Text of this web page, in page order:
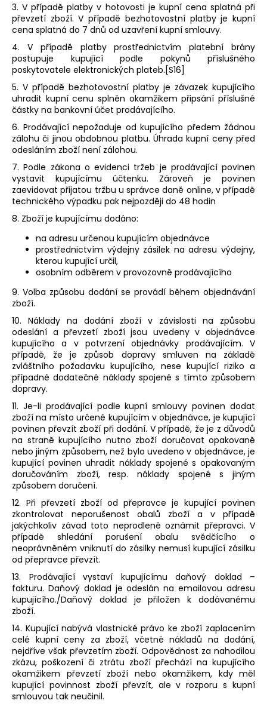
3. V případě platby v hotovosti je kupní cena splatná při
převzetí zboží. V případě bezhotovostní platby je kupní
cena splatná do 7 dnů od uzavření kupní smlouvy.
4. V případě platby prostřednictvím platební brány
postupuje kupující podle pokynů příslušného
poskytovatele elektronických plateb.[S16]
5. V případě bezhotovostní platby je závazek kupujícího
uhradit kupní cenu splněn okamžikem připsání příslušné
částky na bankovní účet prodávajícího.
6. Prodávající nepožaduje od kupujícího předem žádnou
zálohu či jinou obdobnou platbu. Úhrada kupní ceny před
odesláním zboží není zálohou.
7. Podle zákona o evidenci tržeb je prodávající povinen
vystavit kupujícímu účtenku. Zároveň je povinen
zaevidovat přijatou tržbu u správce daně online, v případě
technického výpadku pak nejpozději do 48 hodin
8. Zboží je kupujícímu dodáno:
na adresu určenou kupujícím objednávce
prostřednictvím výdejny zásilek na adresu výdejny,
kterou kupující určil,
osobním odběrem v provozovně prodávajícího
9. Volba způsobu dodání se provádí během objednávání
zboží.
10. Náklady na dodání zboží v závislosti na způsobu
odeslání a převzetí zboží jsou uvedeny v objednávce
kupujícího a v potvrzení objednávky prodávajícím. V
případě, že je způsob dopravy smluven na základě
zvláštního požadavku kupujícího, nese kupující riziko a
případné dodatečné náklady spojené s tímto způsobem
dopravy.
11. Je-li prodávající podle kupní smlouvy povinen dodat
zboží na místo určené kupujícím v objednávce, je kupující
povinen převzít zboží při dodání. V případě, že je z důvodů
na straně kupujícího nutno zboží doručovat opakovaně
nebo jiným způsobem, než bylo uvedeno v objednávce, je
kupující povinen uhradit náklady spojené s opakovaným
doručováním zboží, resp. náklady spojené s jiným
způsobem doručení.
12. Při převzetí zboží od přepravce je kupující povinen
zkontrolovat neporušenost obalů zboží a v případě
jakýchkoliv závad toto neprodleně oznámit přepravci. V
případě shledání porušení obalu svědčícího o
neoprávněném vniknutí do zásilky nemusí kupující zásilku
od přepravce převzít.
13. Prodávající vystaví kupujícímu daňový doklad –
fakturu. Daňový doklad je odeslán na emailovou adresu
kupujícího./Daňový doklad je přiložen k dodávanému
zboží.
14. Kupující nabývá vlastnické právo ke zboží zaplacením
celé kupní ceny za zboží, včetně nákladů na dodání,
nejdříve však převzetím zboží. Odpovědnost za nahodilou
zkázu, poškození či ztrátu zboží přechází na kupujícího
okamžikem převzetí zboží nebo okamžikem, kdy měl
kupující povinnost zboží převzít, ale v rozporu s kupní
smlouvou tak neučinil.